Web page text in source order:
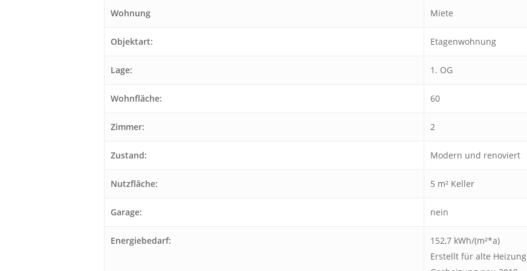
Wohnung Miete
Objektart: Etagenwohnung
Lage: 1. OG
Wohnfläche: 60
Zimmer: 2
Zustand: Modern und renoviert
Nutzfläche: 5 m² Keller
Garage: nein
Energiebedarf:
152,7 kWh/(m²*a)
Erstellt für alte Heizung